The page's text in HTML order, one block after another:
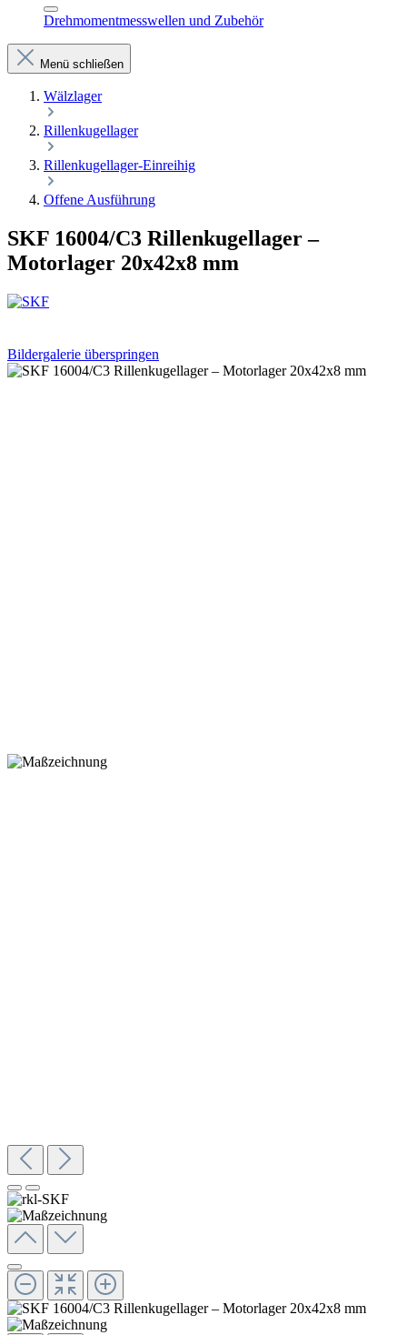
Drehmomentmesswellen und Zubehör
Menü schließen
Wälzlager
Rillenkugellager
Rillenkugellager-Einreihig
Offene Ausführung
SKF 16004/C3 Rillenkugellager –
Motorlager 20x42x8 mm
Bildergalerie überspringen